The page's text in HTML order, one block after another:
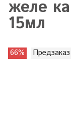
желе
15мл
66% Предзаказ